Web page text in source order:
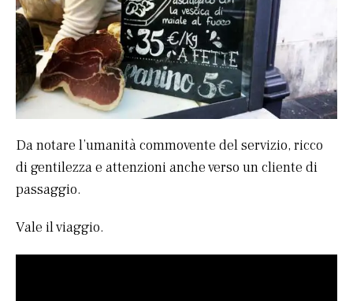
Da notare l’umanità commovente del servizio, ricco
di gentilezza e attenzioni anche verso un cliente di
passaggio.
Vale il viaggio.